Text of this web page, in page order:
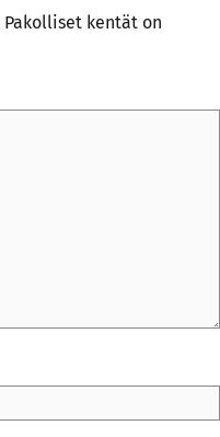
Pakolliset kentät on